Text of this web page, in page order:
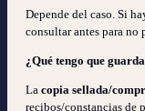
Depende del caso. Si
consultar antes para no
¿Qué tengo que
La copia sellada/
recibos/constancias de